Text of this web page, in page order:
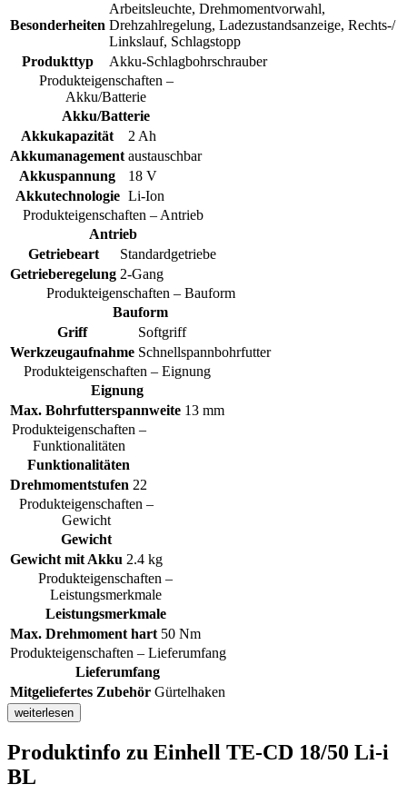
Besonderheiten
Arbeitsleuchte, Drehmomentvorwahl,
Drehzahlregelung, Ladezustandsanzeige, Rechts-/
Linkslauf, Schlagstopp
Produkttyp
Akku-Schlagbohrschrauber
Produkteigenschaften –
Akku/Batterie
Akku/Batterie
Akkukapazität
2 Ah
Akkumanagement austauschbar
Akkuspannung
18 V
Akkutechnologie Li-Ion
Produkteigenschaften – Antrieb
Antrieb
Getriebeart
Standardgetriebe
Getrieberegelung 2-Gang
Produkteigenschaften – Bauform
Bauform
Griff
Softgriff
Werkzeugaufnahme Schnellspannbohrfutter
Produkteigenschaften – Eignung
Eignung
Max. Bohrfutterspannweite 13 mm
Produkteigenschaften –
Funktionalitäten
Funktionalitäten
Drehmomentstufen 22
Produkteigenschaften –
Gewicht
Gewicht
Gewicht mit Akku 2.4 kg
Produkteigenschaften –
Leistungsmerkmale
Leistungsmerkmale
Max. Drehmoment hart 50 Nm
Produkteigenschaften – Lieferumfang
Lieferumfang
Mitgeliefertes Zubehör Gürtelhaken
weiterlesen
Produktinfo zu Einhell TE-CD 18/50 Li-i
BL